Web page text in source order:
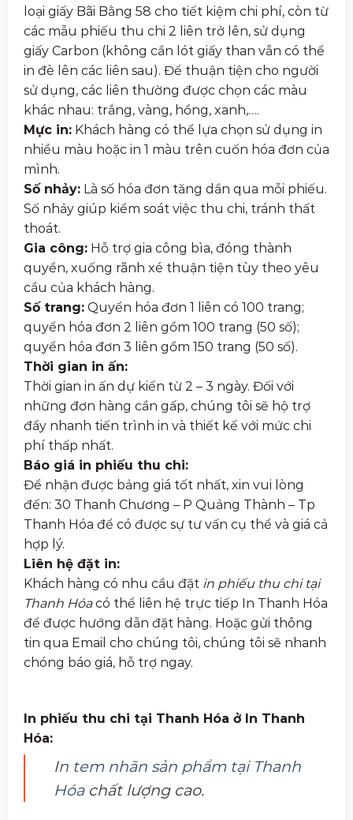
loại giấy Bãi Bằng 58 cho tiết kiệm chi phí, còn từ
các mẫu phiếu thu chi 2 liên trở lên, sử dụng
giấy Carbon (không cần lót giấy than vẫn có thể
in đè lên các liên sau). Để thuận tiện cho người
sử dụng, các liên thường được chọn các màu
khác nhau: trắng, vàng, hồng, xanh,….
Mực in: Khách hàng có thể lựa chọn sử dụng in
nhiều màu hoặc in 1 màu trên cuốn hóa đơn của
mình.
Số nhảy: Là số hóa đơn tăng dần qua mỗi phiếu.
Số nhảy giúp kiểm soát việc thu chi, tránh thất
thoát.
Gia công: Hỗ trợ gia công bìa, đóng thành
quyển, xuống rãnh xé thuận tiện tùy theo yêu
cầu của khách hàng.
Số trang: Quyển hóa đơn 1 liên có 100 trang;
quyển hóa đơn 2 liên gồm 100 trang (50 số);
quyển hóa đơn 3 liên gồm 150 trang (50 số).
Thời gian in ấn:
Thời gian in ấn dự kiến từ 2 – 3 ngày. Đối với
những đơn hàng cần gấp, chúng tôi sẽ hộ trợ
đẩy nhanh tiến trình in và thiết kế với mức chi
phí thấp nhất.
Báo giá in phiếu thu chi:
Để nhận được bảng giá tốt nhất, xin vui lòng
đến: 30 Thanh Chương – P Quảng Thành – Tp
Thanh Hóa để có được sự tư vấn cụ thể và giá cả
hợp lý.
Liên hệ đặt in:
Khách hàng có nhu cầu đặt in phiếu thu chi tại
Thanh Hóacó thể liên hệ trực tiếp In Thanh Hóa
để được hướng dẫn đặt hàng. Hoặc gửi thông
tin qua Email cho chúng tôi, chúng tôi sẽ nhanh
chóng báo giá, hỗ trợ ngay.
In phiếu thu chi tại Thanh Hóa ở In Thanh
Hóa:
In tem nhãn sản phẩm tại Thanh
Hóachất lượng cao.